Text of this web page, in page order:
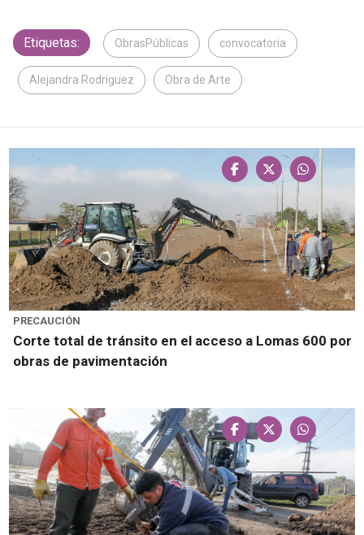
Etiquetas: ObrasPúblicas convocatoria
Alejandra Rodriguez Obra de Arte
PRECAUCIÓN
Corte total de tránsito en el acceso a Lomas 600 por
obras de pavimentación